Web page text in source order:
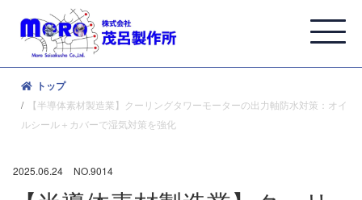
トップ
【半導体素材製造業】クーリングタワーモーターの出力軸防水対策：オイ
ルシール＋カバーで湿気対策を強化
2025.06.24 NO.9014